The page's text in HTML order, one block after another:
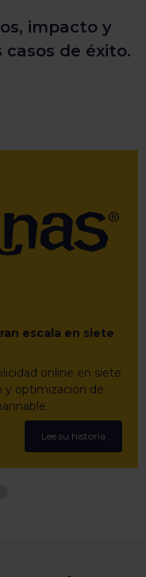
impacto y
de éxito.
escala en siete
online en siete
y optimización de
Lee su historia